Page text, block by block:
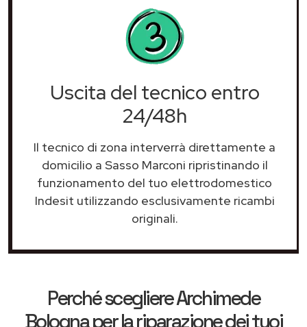
Uscita del tecnico entro
24/48h
Il tecnico di zona interverrà direttamente a
domicilio a Sasso Marconi ripristinando il
funzionamento del tuo elettrodomestico
Indesit utilizzando esclusivamente ricambi
originali.
Perché scegliereArchimede
Bolognaper la riparazione dei tuoi